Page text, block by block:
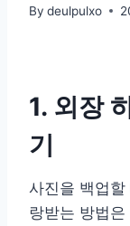
By deulpulxo
1. 외장
기
사진을 백업
랑받는 방법